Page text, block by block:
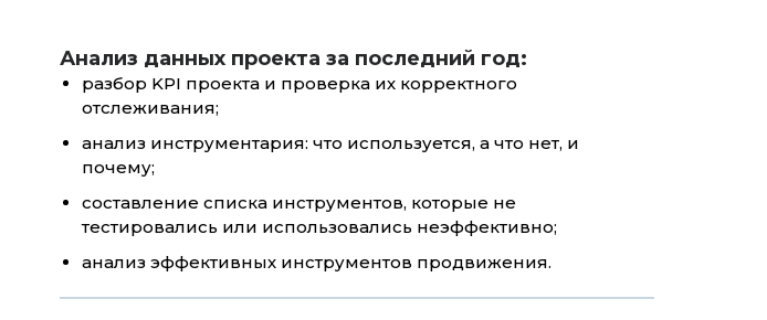
Анализ данных проекта за последний год:
разбор KPI проекта и проверка их корректного
отслеживания;
анализ инструментария: что используется, а что нет, и
почему;
составление списка инструментов, которые не
тестировались или использовались неэффективно;
анализ эффективных инструментов продвижения.